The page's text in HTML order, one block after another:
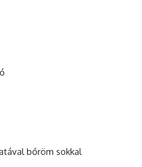
bőröm sokkal